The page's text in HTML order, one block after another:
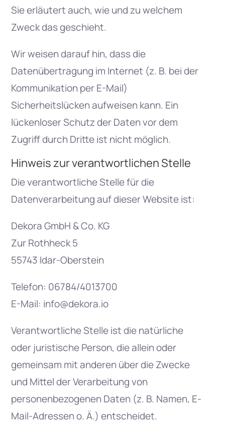
Sie erläutert auch, wie und zu welchem
Zweck das geschieht.
Wir weisen darauf hin, dass die
Datenübertragung im Internet (z. B. bei der
Kommunikation per E-Mail)
Sicherheitslücken aufweisen kann. Ein
lückenloser Schutz der Daten vor dem
Zugriff durch Dritte ist nicht möglich.
Hinweis zur verantwortlichen Stelle
Die verantwortliche Stelle für die
Datenverarbeitung auf dieser Website ist:
Dekora GmbH & Co. KG
Zur Rothheck 5
55743 Idar-Oberstein
Telefon: 06784/4013700
E-Mail: info@dekora.io
Verantwortliche Stelle ist die natürliche
oder juristische Person, die allein oder
gemeinsam mit anderen über die Zwecke
und Mittel der Verarbeitung von
personenbezogenen Daten (z. B. Namen, E-
Mail-Adressen o. Ä.) entscheidet.